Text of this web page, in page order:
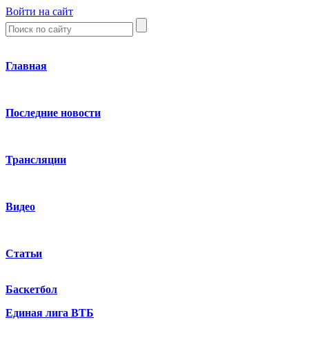
Войти на сайт
Главная
Последние новости
Трансляции
Видео
Статьи
Баскетбол
Единая лига ВТБ